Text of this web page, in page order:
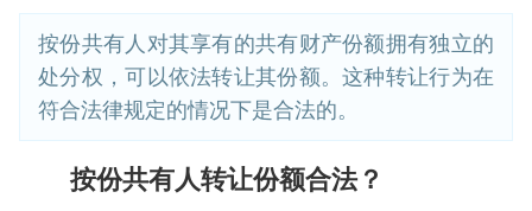
按份共有人对其享有的共有财产份额拥有独立的
处分权，可以依法转让其份额。这种转让行为在
符合法律规定的情况下是合法的。
按份共有人转让份额合法？